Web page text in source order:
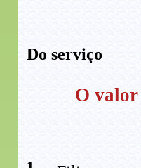
Do serviço
O valor